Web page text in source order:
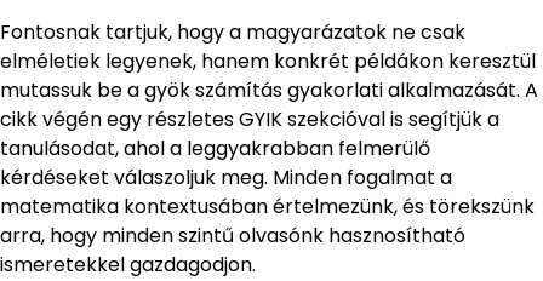
Fontosnak tartjuk, hogy a magyarázatok ne csak
elméletiek legyenek, hanem konkrét példákon keresztül
mutassuk be a gyök számítás gyakorlati alkalmazását. A
cikk végén egy részletes GYIK szekcióval is segítjük a
tanulásodat, ahol a leggyakrabban felmerülő
kérdéseket válaszoljuk meg. Minden fogalmat a
matematika kontextusában értelmezünk, és törekszünk
arra, hogy minden szintű olvasónk hasznosítható
ismeretekkel gazdagodjon.